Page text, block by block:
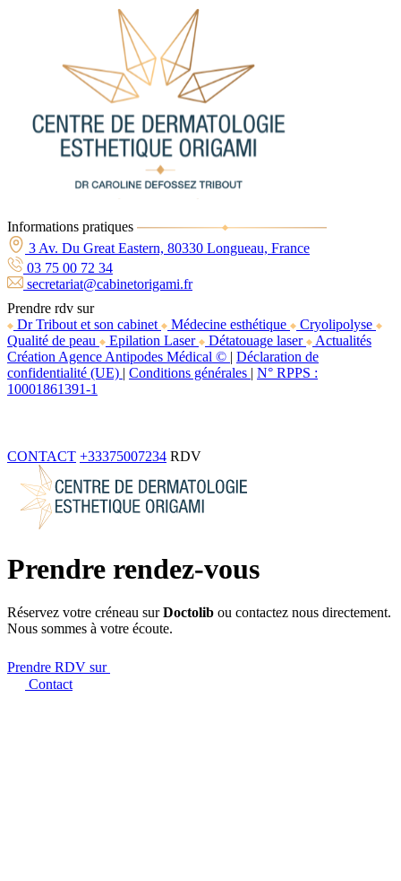
Informations pratiques
3 Av. Du Great Eastern, 80330 Longueau, France
03 75 00 72 34
secretariat@cabinetorigami.fr
Prendre rdv sur
Dr Tribout et son cabinet
Médecine esthétique
Cryolipolyse
Qualité de peau
Epilation Laser Détatouage laser
Actualités
Création Agence Antipodes Médical © | Déclaration de
confidentialité (UE) | Conditions générales | N° RPPS :
10001861391-1
CONTACT +33375007234 RDV
Prendre rendez-vous
Réservez votre créneau surDoctolib ou contactez nous directement.
Nous sommes à votre écoute.
Prendre RDV sur
Contact